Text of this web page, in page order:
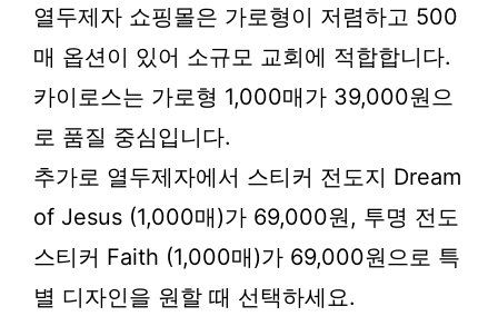
열두제자 쇼핑몰은 가로형이 저렴하고 500
매 옵션이 있어 소규모 교회에 적합합니다.
카이로스는 가로형 1,000매가 39,000원으
로 품질 중심입니다.
추가로 열두제자에서 스티커 전도지 Dream
of Jesus (1,000매)가 69,000원, 투명 전도
스티커 Faith (1,000매)가 69,000원으로 특
별 디자인을 원할 때 선택하세요.